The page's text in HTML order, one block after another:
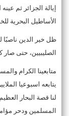
ﺇﻳﺎﻟﺔ ﺍﻟﺠﺰﺍﺋﺮ ﺛﻢ
ﺍﻷﺳﺎﻃﻴﻞ ﺍﻟﺒﺤﺮﻳﺔ
ﻇﻞ ﺧﻴﺮ ﺍﻟﺪﻳﻦ
ﺍﻟﺼﻠﻴﺒﻴﻴﻦ، ﺣﺘﻰ
متابعينا الكرام
يتابعه اسبوعيا
لنا قصة البحار
المسلمين ودحر